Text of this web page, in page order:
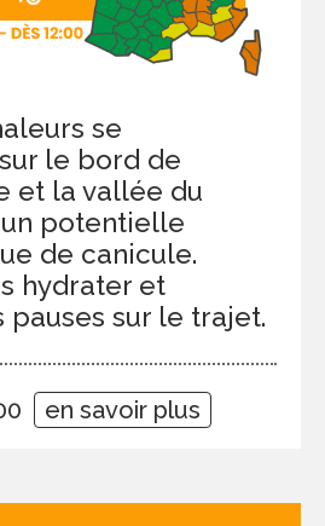
se
le bord de
et la vallée du
potentielle
de canicule.
hydrater et
sur le trajet.
en savoir plus